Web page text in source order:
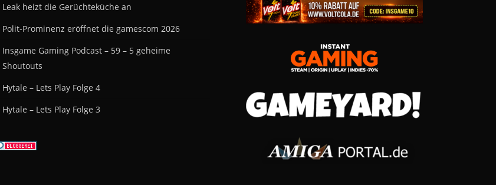
Leak heizt die Gerüchteküche an
Polit-Prominenz eröffnet die gamescom 2026
Insgame Gaming Podcast – 59 – 5 geheime
Shoutouts
Hytale – Lets Play Folge 4
Hytale – Lets Play Folge 3